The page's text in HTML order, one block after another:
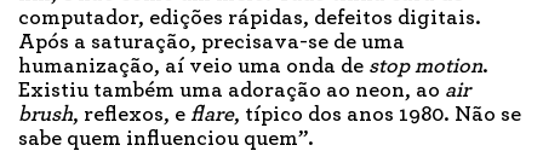
computador, edições rápidas, defeitos digitais.
Após a saturação, precisava-se de uma
humanização, aí veio uma onda de stop motion.
Existiu também uma adoração ao neon, ao air
brush, reflexos, e flare, típico dos anos 1980. Não se
sabe quem influenciou quem”.